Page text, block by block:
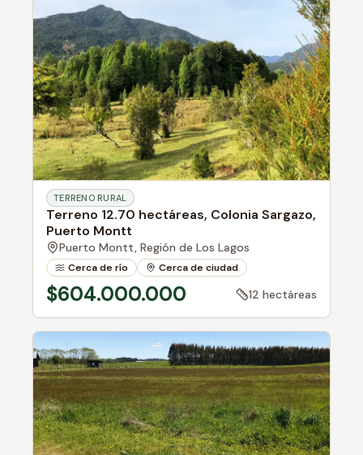
TERRENO RURAL
Terreno 12.70 hectáreas, Colonia Sargazo,
Puerto Montt
Puerto Montt, Región de Los Lagos
Cerca de río Cerca de ciudad
$604.000.000 12 hectáreas